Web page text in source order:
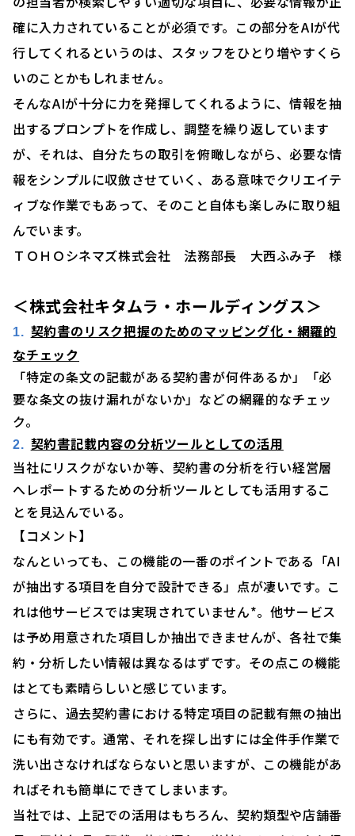
確に入力されていることが必須です。この部分をAIが代
行してくれるというのは、スタッフをひとり増やすくら
いのことかもしれません。
そんなAIが十分に力を発揮してくれるように、情報を抽
出するプロンプトを作成し、調整を繰り返しています
が、それは、自分たちの取引を俯瞰しながら、必要な情
報をシンプルに収斂させていく、ある意味でクリエイテ
ィブな作業でもあって、そのこと自体も楽しみに取り組
んでいます。
ＴＯＨＯシネマズ株式会社 法務部長 大西ふみ子 様
＜株式会社キタムラ・ホールディングス＞
契約書のリスク把握のためのマッピング化・網羅的
なチェック
「特定の条文の記載がある契約書が何件あるか」「必
要な条文の抜け漏れがないか」などの網羅的なチェッ
ク。
契約書記載内容の分析ツールとしての活用
当社にリスクがないか等、契約書の分析を行い経営層
へレポートするための分析ツールとしても活用するこ
とを見込んでいる。
【コメント】
なんといっても、この機能の一番のポイントである「AI
が抽出する項目を自分で設計できる」点が凄いです。こ
れは他サービスでは実現されていません*。他サービス
は予め用意された項目しか抽出できませんが、各社で集
約・分析したい情報は異なるはずです。その点この機能
はとても素晴らしいと感じています。
さらに、過去契約書における特定項目の記載有無の抽出
にも有効です。通常、それを探し出すには全件手作業で
洗い出さなければならないと思いますが、この機能があ
ればそれも簡単にできてしまいます。
当社では、上記での活用はもちろん、契約類型や店舗番